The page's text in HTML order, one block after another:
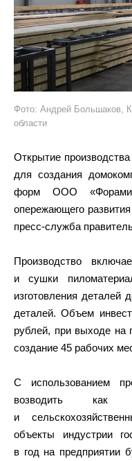
Фото: Андрей Большаков,
области
Открытие
для создания
форм ООО
опережающего
пресс-служба
Производство
и сушки
изготовления деталей
деталей. Объем
рублей, при выходе на
создание 45 рабочих
С использованием
возводить как
и
объекты индустрии
в год на предприятии